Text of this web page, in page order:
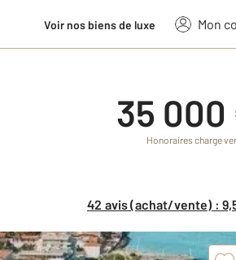
Voir nos biens de luxe Mon
35
Honoraires charge
42 avis (achat/vente) :